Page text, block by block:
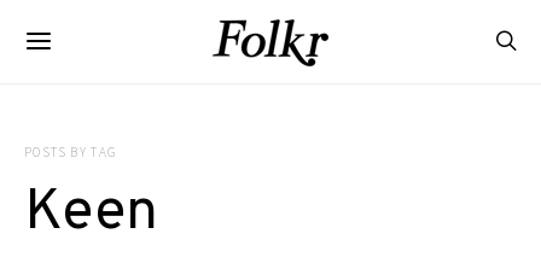
POSTS BY TAG
Keen